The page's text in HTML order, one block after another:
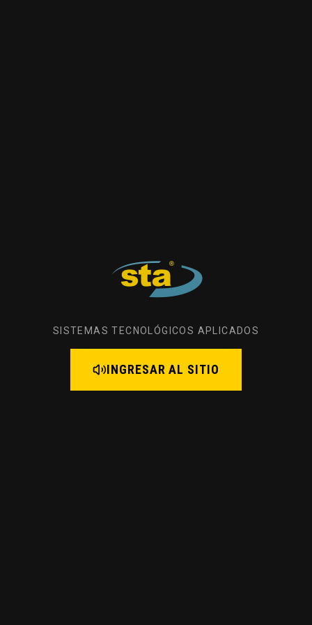
SISTEMAS TECNOLÓGICOS APLICADOS
INGRESAR AL SITIO